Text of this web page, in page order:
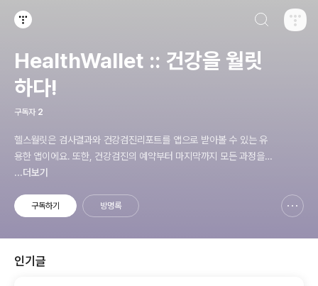
HealthWallet :: 건강을 월릿
하다!
구독자 2
헬스월릿은 검사결과와 건강검진리포트를 앱으로 받아볼 수 있는 유
용한 앱이에요. 또한, 건강검진의 예약부터 마지막까지 모든 과정을
에스코트 해드립니다. 검사 순서를 알려주고 앞으로 어떤 검사를 받아
자리에서 확인할 수 있는 편리한 앱입니다.
...더보기
구독하기 방명록
인기글